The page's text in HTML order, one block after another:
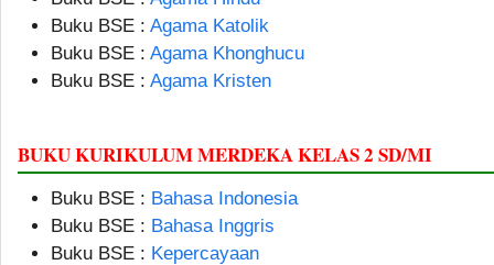
Buku BSE : Agama Katolik
Buku BSE : Agama Khonghucu
Buku BSE : Agama Kristen
BUKU KURIKULUM MERDEKA KELAS 2 SD/MI
Buku BSE : Bahasa Indonesia
Buku BSE : Bahasa Inggris
Buku BSE : Kepercayaan